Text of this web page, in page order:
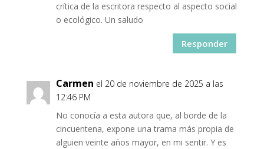
crítica de la escritora respecto al aspecto social
o ecológico. Un saludo
Responder
Carmen el 20 de noviembre de 2025 a las
12:46 PM
No conocía a esta autora que, al borde de la
cincuentena, expone una trama más propia de
alguien veinte años mayor, en mi sentir. Y es